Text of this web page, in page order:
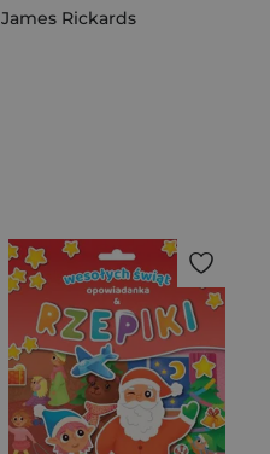
James Rickards